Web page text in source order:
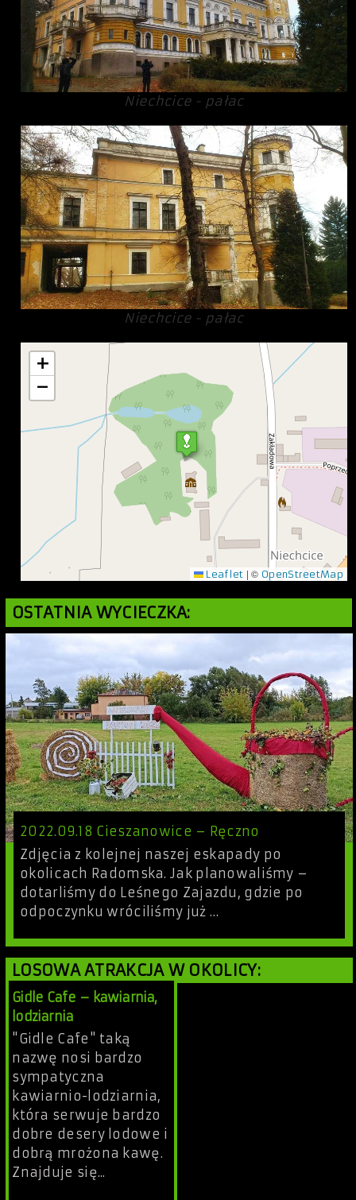
Niechcice - pałac
Niechcice - pałac
+
−
Leaflet | © OpenStreetMap
OSTATNIA WYCIECZKA:
2022.09.18 Cieszanowice – Ręczno
Zdjęcia z kolejnej naszej eskapady po
okolicach Radomska. Jak planowaliśmy –
dotarliśmy do Leśnego Zajazdu, gdzie po
odpoczynku wróciliśmy już …
LOSOWA ATRAKCJA W OKOLICY:
Gidle Cafe – kawiarnia,
lodziarnia
"Gidle Cafe" taką
nazwę nosi bardzo
sympatyczna
kawiarnio-lodziarnia,
która serwuje bardzo
dobre desery lodowe i
dobrą mrożona kawę.
Znajduje się...